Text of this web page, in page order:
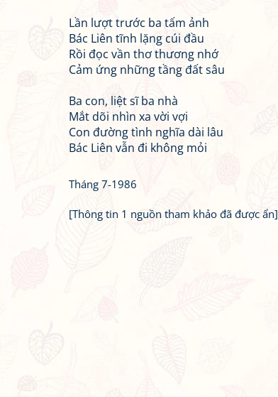
Lần lượt trước ba tấm ảnh
Bác Liên tĩnh lặng cúi đầu
Rồi đọc vần thơ thương nhớ
Cảm ứng những tầng đất sâu
Ba con, liệt sĩ ba nhà
Mắt dõi nhìn xa vời vợi
Con đường tình nghĩa dài lâu
Bác Liên vẫn đi không mỏi
Tháng 7-1986
[Thông tin 1 nguồn tham khảo đã được ẩn]